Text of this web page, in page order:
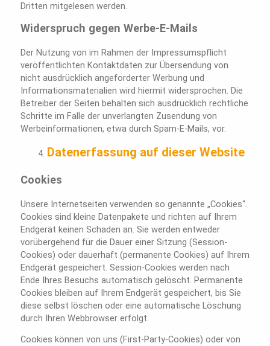
Dritten mitgelesen werden.
Widerspruch gegen Werbe-E-Mails
Der Nutzung von im Rahmen der Impressumspflicht
veröffentlichten Kontaktdaten zur Übersendung von
nicht ausdrücklich angeforderter Werbung und
Informationsmaterialien wird hiermit widersprochen. Die
Betreiber der Seiten behalten sich ausdrücklich rechtliche
Schritte im Falle der unverlangten Zusendung von
Werbeinformationen, etwa durch Spam-E-Mails, vor.
Datenerfassung auf dieser Website
Cookies
Unsere Internetseiten verwenden so genannte „Cookies“.
Cookies sind kleine Datenpakete und richten auf Ihrem
Endgerät keinen Schaden an. Sie werden entweder
vorübergehend für die Dauer einer Sitzung (Session-
Cookies) oder dauerhaft (permanente Cookies) auf Ihrem
Endgerät gespeichert. Session-Cookies werden nach
Ende Ihres Besuchs automatisch gelöscht. Permanente
Cookies bleiben auf Ihrem Endgerät gespeichert, bis Sie
diese selbst löschen oder eine automatische Löschung
durch Ihren Webbrowser erfolgt.
Cookies können von uns (First-Party-Cookies) oder von